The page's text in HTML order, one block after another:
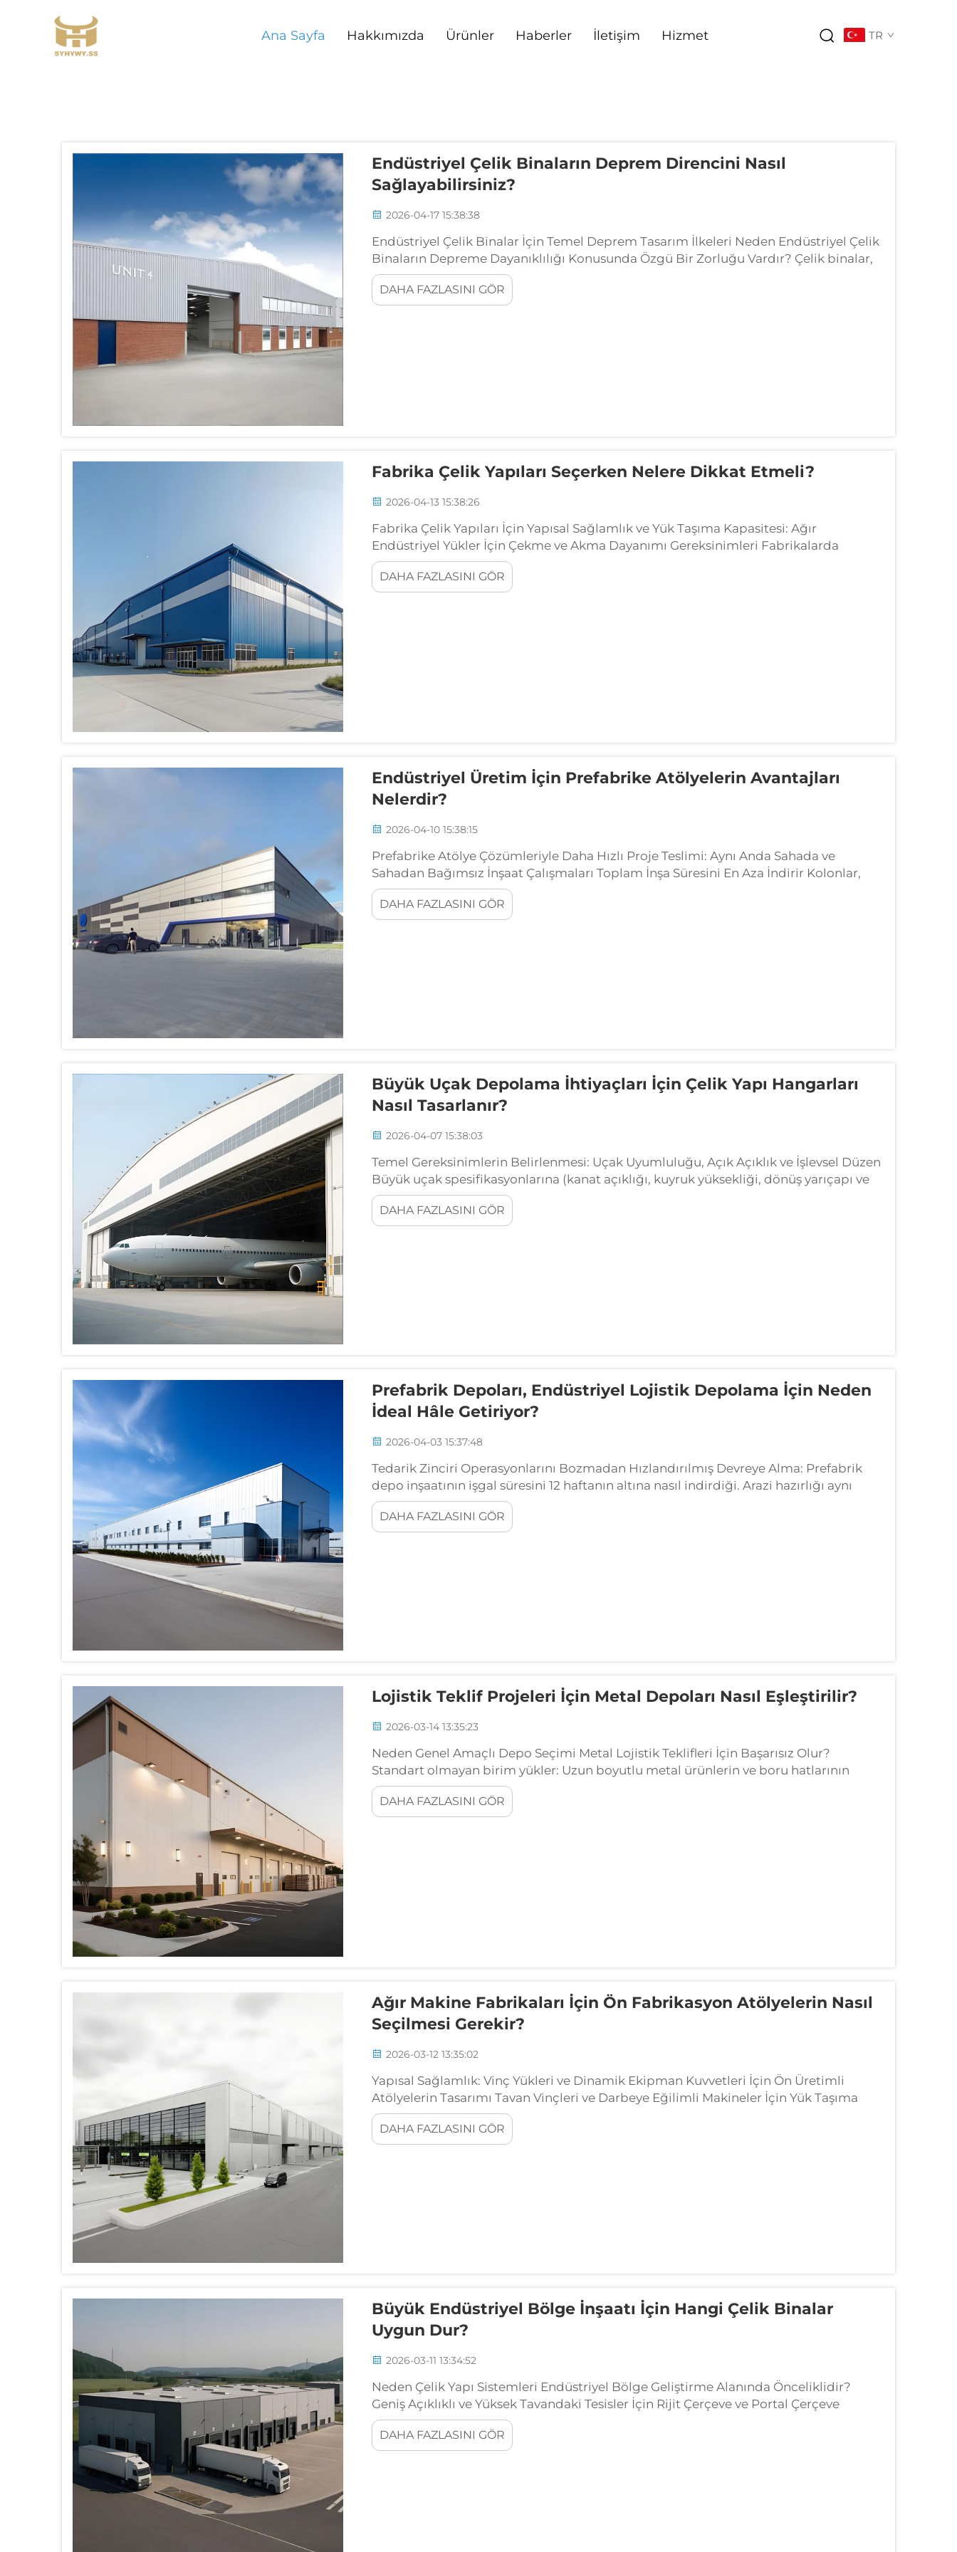
Ana Sayfa Hakkımızda Ürünler Haberler İletişim Hizmet TR
Endüstriyel Çelik Binaların Deprem Direncini Nasıl
Sağlayabilirsiniz?
2026-04-17 15:38:38
Endüstriyel Çelik Binalar İçin Temel Deprem Tasarım İlkeleri Neden Endüstriyel Çelik
Binaların Depreme Dayanıklılığı Konusunda Özgü Bir Zorluğu Vardır? Çelik binalar,
birçok başka malzemeye kıyasla depremlere daha iyi dayanmalarını sağlayan doğal
bir esnekliğe sahiptir. Ancak...
DAHA FAZLASINI GÖR
Fabrika Çelik Yapıları Seçerken Nelere Dikkat Etmeli?
2026-04-13 15:38:26
Fabrika Çelik Yapıları İçin Yapısal Sağlamlık ve Yük Taşıma Kapasitesi: Ağır
Endüstriyel Yükler İçin Çekme ve Akma Dayanımı Gereksinimleri Fabrikalarda
kullanılan çelik yapılar, belirli düzeyde çekme dayanımını karşılayabilmelidir; bu
temelde...
DAHA FAZLASINI GÖR
Endüstriyel Üretim İçin Prefabrike Atölyelerin Avantajları
Nelerdir?
2026-04-10 15:38:15
Prefabrike Atölye Çözümleriyle Daha Hızlı Proje Teslimi: Aynı Anda Sahada ve
Sahadan Bağımsız İnşaat Çalışmaları Toplam İnşa Süresini En Aza İndirir Kolonlar,
kirişler ve kaplama gibi yapı elemanları, işçilerin temel atması sırasında aynı anda
fabrikalarda üretilir...
DAHA FAZLASINI GÖR
Büyük Uçak Depolama İhtiyaçları İçin Çelik Yapı Hangarları
Nasıl Tasarlanır?
2026-04-07 15:38:03
Temel Gereksinimlerin Belirlenmesi: Uçak Uyumluluğu, Açık Açıklık ve İşlevsel Düzen
Büyük uçak spesifikasyonlarına (kanat açıklığı, kuyruk yüksekliği, dönüş yarıçapı ve
ağırlık) uygun çelik yapı hangar boyutlarının belirlenmesi Hangar boyutlarının doğru
belirlenmesi...
DAHA FAZLASINI GÖR
Prefabrik Depoları, Endüstriyel Lojistik Depolama İçin Neden
İdeal Hâle Getiriyor?
2026-04-03 15:37:48
Tedarik Zinciri Operasyonlarını Bozmadan Hızlandırılmış Devreye Alma: Prefabrik
depo inşaatının işgal süresini 12 haftanın altına nasıl indirdiği. Arazi hazırlığı aynı
zamanda yapı elemanlarının standartlaştırılmış şekilde sahada hazırlanması, süreyi
kısaltır...
DAHA FAZLASINI GÖR
Lojistik Teklif Projeleri İçin Metal Depoları Nasıl Eşleştirilir?
2026-03-14 13:35:23
Neden Genel Amaçlı Depo Seçimi Metal Lojistik Teklifleri İçin Başarısız Olur?
Standart olmayan birim yükler: Uzun boyutlu metal ürünlerin ve boru hatlarının
taşınması zorlukları Düzenli depolar, 12 metrelik yapısal çelik gibi tuhaf şekilli metal
ürünlerin depolanması için tasarlanmamıştır...
DAHA FAZLASINI GÖR
Ağır Makine Fabrikaları İçin Ön Fabrikasyon Atölyelerin Nasıl
Seçilmesi Gerekir?
2026-03-12 13:35:02
Yapısal Sağlamlık: Vinç Yükleri ve Dinamik Ekipman Kuvvetleri İçin Ön Üretimli
Atölyelerin Tasarımı Tavan Vinçleri ve Darbeye Eğilimli Makineler İçin Yük Taşıma
Kapasitesi Hesaplamaları Yük taşıma değerlerini doğru belirlemek, ...
DAHA FAZLASINI GÖR
Büyük Endüstriyel Bölge İnşaatı İçin Hangi Çelik Binalar
Uygun Dur?
2026-03-11 13:34:52
Neden Çelik Yapı Sistemleri Endüstriyel Bölge Geliştirme Alanında Önceliklidir?
Geniş Açıklıklı ve Yüksek Tavandaki Tesisler İçin Rijit Çerçeve ve Portal Çerçeve
Avantajları Rijit ve portal çerçeve çelik sistemleri, iç sütunlar olmadan 300 feet üzeri
açıklıklara sahip alanlar oluşturur...
DAHA FAZLASINI GÖR